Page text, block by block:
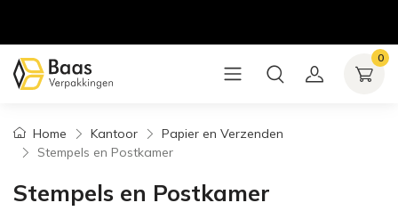
0
Home Kantoor
Papier en Verzenden
Stempels en Postkamer
Stempels en Postkamer